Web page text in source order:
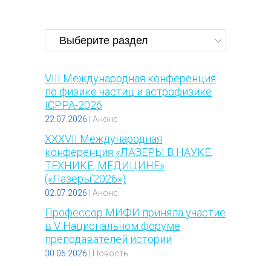
VIII Международная конференция
по физике частиц и астрофизике
ICPPA-2026
22.07.2026 Анонс
XXХVII Международная
конференция «ЛАЗЕРЫ В НАУКЕ,
ТЕХНИКЕ, МЕДИЦИНЕ»
(«Лазеры’2026»)
02.07.2026 Анонс
Профессор МИФИ приняла участие
в V Национальном форуме
преподавателей истории
30.06.2026 Новость